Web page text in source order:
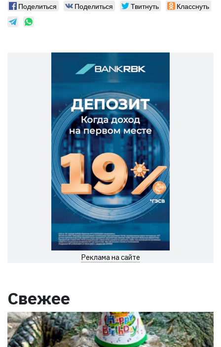
Поделиться Поделиться Твитнуть Класснуть
Реклама на сайте
Свежее